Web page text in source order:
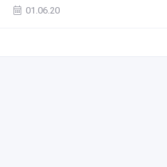
01.06.20